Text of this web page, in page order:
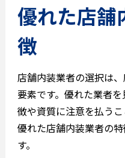
優れた店舗
徴
店舗内装業者の選択は
要素です。優れた業者
徴や資質に注意を払うこ
優れた店舗内装業者の
す。